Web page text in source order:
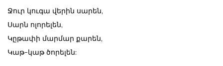
Ջուր կուգա վերին սարեն,
Սարն ոլորելեն,
Կըթափի մարմար քարեն,
Կաթ-կաթ ծորելեն: